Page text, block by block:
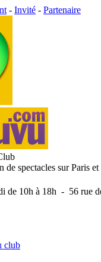
- Invité - Partenaire
de spectacles sur Paris
de 10h à 18h - 56 rue
club